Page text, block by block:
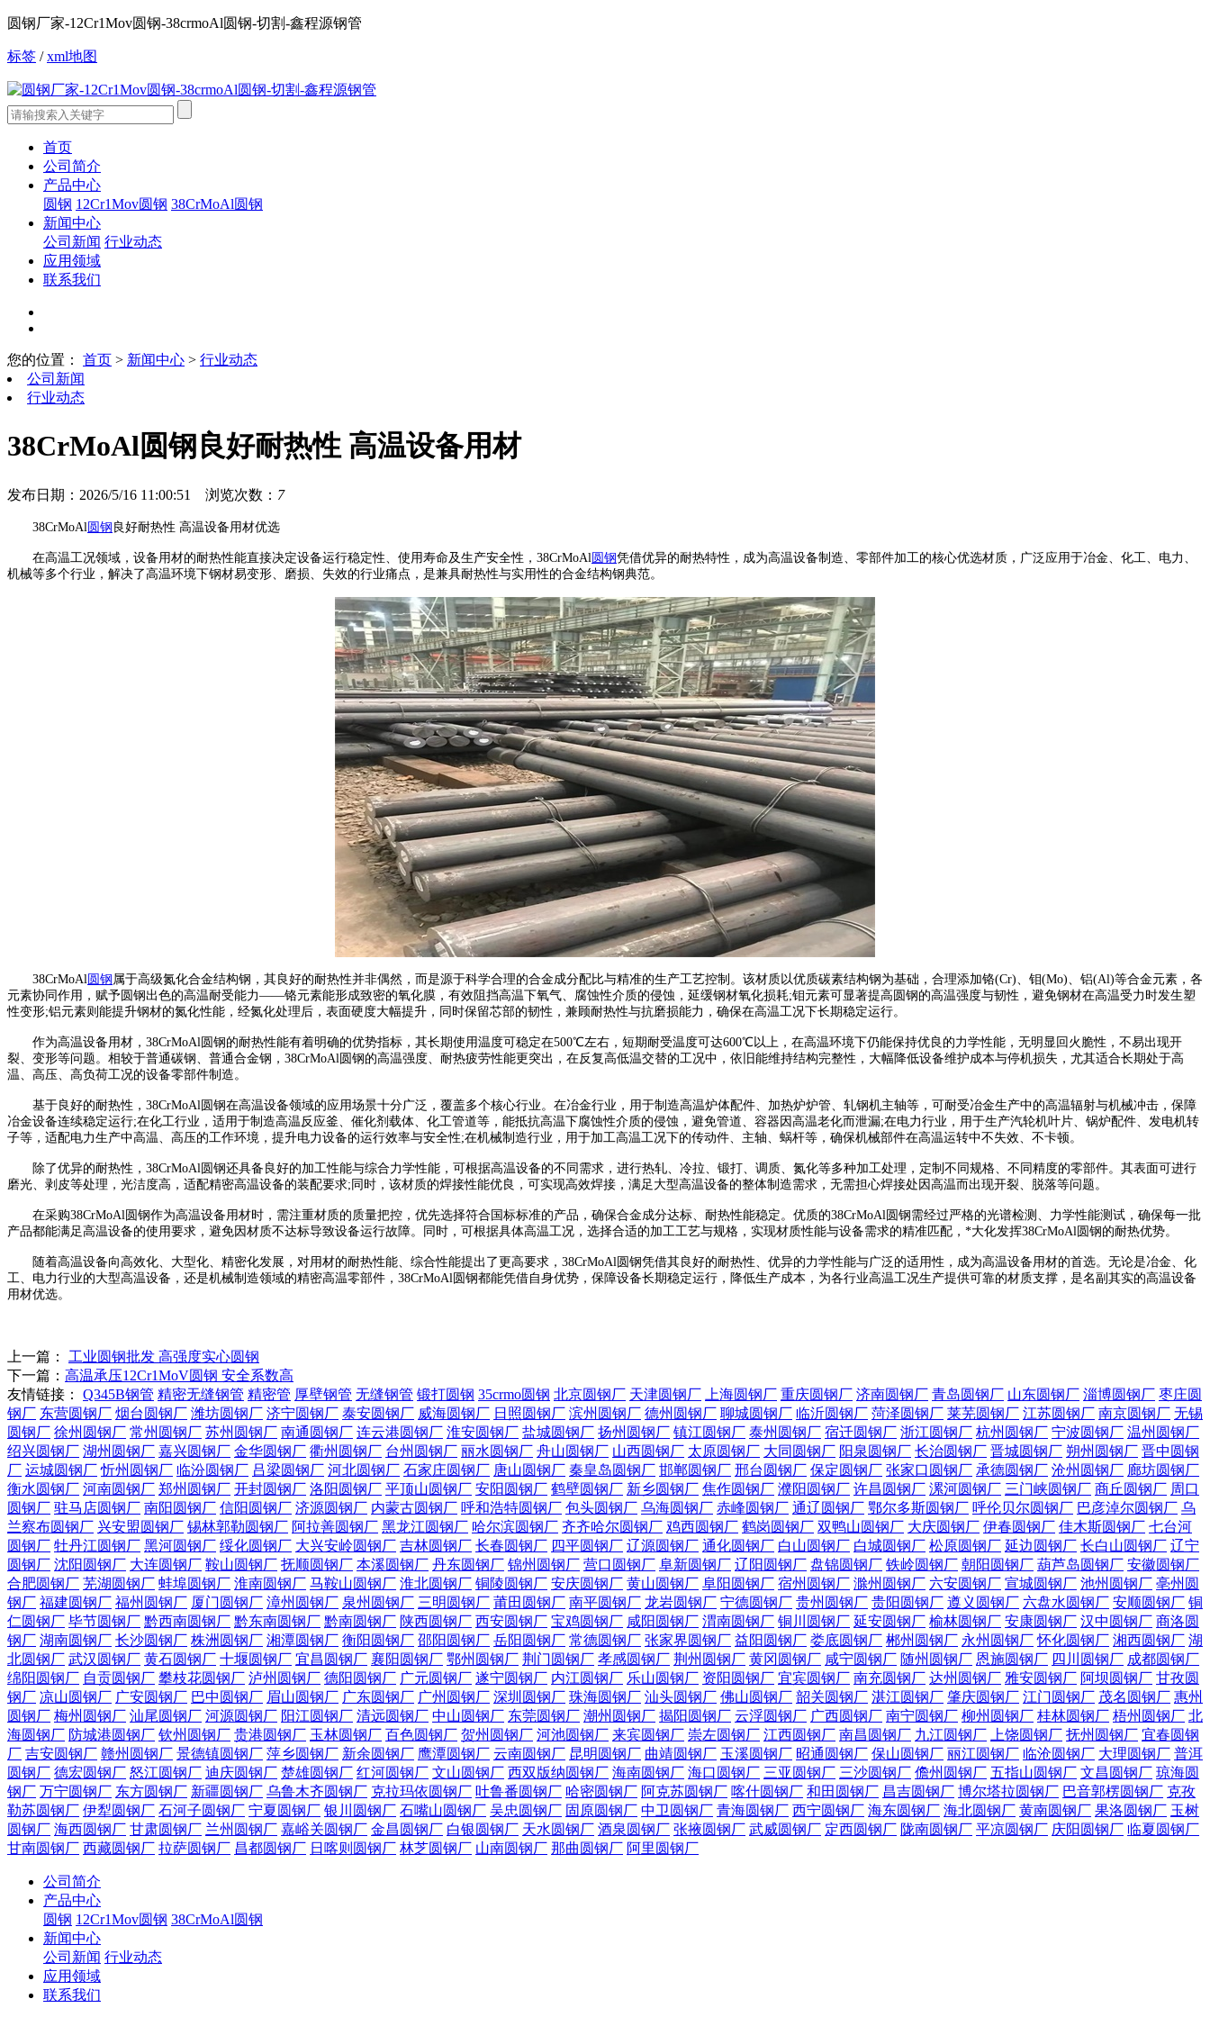
圆钢厂家-12Cr1Mov圆钢-38crmoAl圆钢-切割-鑫程源钢管
标签 /xml地图
首页
公司简介
产品中心
圆钢 12Cr1Mov圆钢 38CrMoAl圆钢
新闻中心
公司新闻 行业动态
应用领域
联系我们
您的位置： 首页 > 新闻中心 > 行业动态
公司新闻
行业动态
38CrMoAl圆钢良好耐热性 高温设备用材
发布日期：2026/5/16 11:00:51 浏览次数： 7
38CrMoAl 圆钢 良好耐热性 高温设备用材优选
在高温工况领域，设备用材的耐热性能直接决定设备运行稳定性、使用寿命及生产安全性，38CrMoAl 圆钢凭借优异的耐热特性，成为高温设备制造、零部件加工的核心优选材质，广泛应用于冶金、化工、电力、
机械等多个行业，解决了高温环境下钢材易变形、磨损、失效的行业痛点，是兼具耐热性与实用性的合金结构钢典范。
38CrMoAl 圆钢 属于高级氮化合金结构钢，其良好的耐热性并非偶然，而是源于科学合理的合金成分配比与精准的生产工艺控制。该材质以优质碳素结构钢为基础，合理添加铬(Cr)、钼(Mo)、铝(Al)等合金元素，各
元素协同作用，赋予圆钢出色的高温耐受能力——铬元素能形成致密的氧化膜，有效阻挡高温下氧气、腐蚀性介质的侵蚀，延缓钢材氧化损耗;钼元素可显著提高圆钢的高温强度与韧性，避免钢材在高温受力时发生塑
性变形;铝元素则能提升钢材的氮化性能，经氮化处理后，表面硬度大幅提升，同时保留芯部的韧性，兼顾耐热性与抗磨损能力，确保在高温工况下长期稳定运行。
作为高温设备用材，38CrMoAl圆钢的耐热性能有着明确的优势指标，其长期使用温度可稳定在500℃左右，短期耐受温度可达600℃以上，在高温环境下仍能保持优良的力学性能，无明显回火脆性，不易出现开
裂、变形等问题。相较于普通碳钢、普通合金钢，38CrMoAl圆钢的高温强度、耐热疲劳性能更突出，在反复高低温交替的工况中，依旧能维持结构完整性，大幅降低设备维护成本与停机损失，尤其适合长期处于高
温、高压、高负荷工况的设备零部件制造。
基于良好的耐热性，38CrMoAl圆钢在高温设备领域的应用场景十分广泛，覆盖多个核心行业。在冶金行业，用于制造高温炉体配件、加热炉炉管、轧钢机主轴等，可耐受冶金生产中的高温辐射与机械冲击，保障
冶金设备连续稳定运行;在化工行业，适用于制造高温反应釜、催化剂载体、化工管道等，能抵抗高温下腐蚀性介质的侵蚀，避免管道、容器因高温老化而泄漏;在电力行业，用于生产汽轮机叶片、锅炉配件、发电机转
子等，适配电力生产中高温、高压的工作环境，提升电力设备的运行效率与安全性;在机械制造行业，用于加工高温工况下的传动件、主轴、蜗杆等，确保机械部件在高温运转中不失效、不卡顿。
除了优异的耐热性，38CrMoAl圆钢还具备良好的加工性能与综合力学性能，可根据高温设备的不同需求，进行热轧、冷拉、锻打、调质、氮化等多种加工处理，定制不同规格、不同精度的零部件。其表面可进行
磨光、剥皮等处理，光洁度高，适配精密高温设备的装配要求;同时，该材质的焊接性能优良，可实现高效焊接，满足大型高温设备的整体制造需求，无需担心焊接处因高温而出现开裂、脱落等问题。
在采购38CrMoAl圆钢作为高温设备用材时，需注重材质的质量把控，优先选择符合国标标准的产品，确保合金成分达标、耐热性能稳定。优质的38CrMoAl圆钢需经过严格的光谱检测、力学性能测试，确保每一批
产品都能满足高温设备的使用要求，避免因材质不达标导致设备运行故障。同时，可根据具体高温工况，选择合适的加工工艺与规格，实现材质性能与设备需求的精准匹配，*大化发挥38CrMoAl圆钢的耐热优势。
随着高温设备向高效化、大型化、精密化发展，对用材的耐热性能、综合性能提出了更高要求，38CrMoAl圆钢凭借其良好的耐热性、优异的力学性能与广泛的适用性，成为高温设备用材的首选。无论是冶金、化
工、电力行业的大型高温设备，还是机械制造领域的精密高温零部件，38CrMoAl圆钢都能凭借自身优势，保障设备长期稳定运行，降低生产成本，为各行业高温工况生产提供可靠的材质支撑，是名副其实的高温设备
用材优选。
上一篇： 工业圆钢批发 高强度实心圆钢
下一篇： 高温承压12Cr1MoV圆钢 安全系数高
友情链接：
Q345B钢管 精密无缝钢管 精密管 厚壁钢管 无缝钢管 锻打圆钢 35crmo圆钢 北京圆钢厂 天津圆钢厂 上海圆钢厂 重庆圆钢厂 济南圆钢厂 青岛圆钢厂 山东圆钢厂 淄博圆钢厂 枣庄圆
钢厂 东营圆钢厂 烟台圆钢厂 潍坊圆钢厂 济宁圆钢厂 泰安圆钢厂 威海圆钢厂 日照圆钢厂 滨州圆钢厂 德州圆钢厂 聊城圆钢厂 临沂圆钢厂 菏泽圆钢厂 莱芜圆钢厂 江苏圆钢厂 南京圆钢厂 无锡
圆钢厂 徐州圆钢厂 常州圆钢厂 苏州圆钢厂 南通圆钢厂 连云港圆钢厂 淮安圆钢厂 盐城圆钢厂 扬州圆钢厂 镇江圆钢厂 泰州圆钢厂 宿迁圆钢厂 浙江圆钢厂 杭州圆钢厂 宁波圆钢厂 温州圆钢厂
绍兴圆钢厂 湖州圆钢厂 嘉兴圆钢厂 金华圆钢厂 衢州圆钢厂 台州圆钢厂 丽水圆钢厂 舟山圆钢厂 山西圆钢厂 太原圆钢厂 大同圆钢厂 阳泉圆钢厂 长治圆钢厂 晋城圆钢厂 朔州圆钢厂 晋中圆钢
厂 运城圆钢厂 忻州圆钢厂 临汾圆钢厂 吕梁圆钢厂 河北圆钢厂 石家庄圆钢厂 唐山圆钢厂 秦皇岛圆钢厂 邯郸圆钢厂 邢台圆钢厂 保定圆钢厂 张家口圆钢厂 承德圆钢厂 沧州圆钢厂 廊坊圆钢厂
衡水圆钢厂 河南圆钢厂 郑州圆钢厂 开封圆钢厂 洛阳圆钢厂 平顶山圆钢厂 安阳圆钢厂 鹤壁圆钢厂 新乡圆钢厂 焦作圆钢厂 濮阳圆钢厂 许昌圆钢厂 漯河圆钢厂 三门峡圆钢厂 商丘圆钢厂 周口
圆钢厂 驻马店圆钢厂 南阳圆钢厂 信阳圆钢厂 济源圆钢厂 内蒙古圆钢厂 呼和浩特圆钢厂 包头圆钢厂 乌海圆钢厂 赤峰圆钢厂 通辽圆钢厂 鄂尔多斯圆钢厂 呼伦贝尔圆钢厂 巴彦淖尔圆钢厂 乌
兰察布圆钢厂 兴安盟圆钢厂 锡林郭勒圆钢厂 阿拉善圆钢厂 黑龙江圆钢厂 哈尔滨圆钢厂 齐齐哈尔圆钢厂 鸡西圆钢厂 鹤岗圆钢厂 双鸭山圆钢厂 大庆圆钢厂 伊春圆钢厂 佳木斯圆钢厂 七台河
圆钢厂 牡丹江圆钢厂 黑河圆钢厂 绥化圆钢厂 大兴安岭圆钢厂 吉林圆钢厂 长春圆钢厂 四平圆钢厂 辽源圆钢厂 通化圆钢厂 白山圆钢厂 白城圆钢厂 松原圆钢厂 延边圆钢厂 长白山圆钢厂 辽宁
圆钢厂 沈阳圆钢厂 大连圆钢厂 鞍山圆钢厂 抚顺圆钢厂 本溪圆钢厂 丹东圆钢厂 锦州圆钢厂 营口圆钢厂 阜新圆钢厂 辽阳圆钢厂 盘锦圆钢厂 铁岭圆钢厂 朝阳圆钢厂 葫芦岛圆钢厂 安徽圆钢厂
合肥圆钢厂 芜湖圆钢厂 蚌埠圆钢厂 淮南圆钢厂 马鞍山圆钢厂 淮北圆钢厂 铜陵圆钢厂 安庆圆钢厂 黄山圆钢厂 阜阳圆钢厂 宿州圆钢厂 滁州圆钢厂 六安圆钢厂 宣城圆钢厂 池州圆钢厂 亳州圆
钢厂 福建圆钢厂 福州圆钢厂 厦门圆钢厂 漳州圆钢厂 泉州圆钢厂 三明圆钢厂 莆田圆钢厂 南平圆钢厂 龙岩圆钢厂 宁德圆钢厂 贵州圆钢厂 贵阳圆钢厂 遵义圆钢厂 六盘水圆钢厂 安顺圆钢厂 铜
仁圆钢厂 毕节圆钢厂 黔西南圆钢厂 黔东南圆钢厂 黔南圆钢厂 陕西圆钢厂 西安圆钢厂 宝鸡圆钢厂 咸阳圆钢厂 渭南圆钢厂 铜川圆钢厂 延安圆钢厂 榆林圆钢厂 安康圆钢厂 汉中圆钢厂 商洛圆
钢厂 湖南圆钢厂 长沙圆钢厂 株洲圆钢厂 湘潭圆钢厂 衡阳圆钢厂 邵阳圆钢厂 岳阳圆钢厂 常德圆钢厂 张家界圆钢厂 益阳圆钢厂 娄底圆钢厂 郴州圆钢厂 永州圆钢厂 怀化圆钢厂 湘西圆钢厂 湖
北圆钢厂 武汉圆钢厂 黄石圆钢厂 十堰圆钢厂 宜昌圆钢厂 襄阳圆钢厂 鄂州圆钢厂 荆门圆钢厂 孝感圆钢厂 荆州圆钢厂 黄冈圆钢厂 咸宁圆钢厂 随州圆钢厂 恩施圆钢厂 四川圆钢厂 成都圆钢厂
绵阳圆钢厂 自贡圆钢厂 攀枝花圆钢厂 泸州圆钢厂 德阳圆钢厂 广元圆钢厂 遂宁圆钢厂 内江圆钢厂 乐山圆钢厂 资阳圆钢厂 宜宾圆钢厂 南充圆钢厂 达州圆钢厂 雅安圆钢厂 阿坝圆钢厂 甘孜圆
钢厂 凉山圆钢厂 广安圆钢厂 巴中圆钢厂 眉山圆钢厂 广东圆钢厂 广州圆钢厂 深圳圆钢厂 珠海圆钢厂 汕头圆钢厂 佛山圆钢厂 韶关圆钢厂 湛江圆钢厂 肇庆圆钢厂 江门圆钢厂 茂名圆钢厂 惠州
圆钢厂 梅州圆钢厂 汕尾圆钢厂 河源圆钢厂 阳江圆钢厂 清远圆钢厂 中山圆钢厂 东莞圆钢厂 潮州圆钢厂 揭阳圆钢厂 云浮圆钢厂 广西圆钢厂 南宁圆钢厂 柳州圆钢厂 桂林圆钢厂 梧州圆钢厂 北
海圆钢厂 防城港圆钢厂 钦州圆钢厂 贵港圆钢厂 玉林圆钢厂 百色圆钢厂 贺州圆钢厂 河池圆钢厂 来宾圆钢厂 崇左圆钢厂 江西圆钢厂 南昌圆钢厂 九江圆钢厂 上饶圆钢厂 抚州圆钢厂 宜春圆钢
厂 吉安圆钢厂 赣州圆钢厂 景德镇圆钢厂 萍乡圆钢厂 新余圆钢厂 鹰潭圆钢厂 云南圆钢厂 昆明圆钢厂 曲靖圆钢厂 玉溪圆钢厂 昭通圆钢厂 保山圆钢厂 丽江圆钢厂 临沧圆钢厂 大理圆钢厂 普洱
圆钢厂 德宏圆钢厂 怒江圆钢厂 迪庆圆钢厂 楚雄圆钢厂 红河圆钢厂 文山圆钢厂 西双版纳圆钢厂 海南圆钢厂 海口圆钢厂 三亚圆钢厂 三沙圆钢厂 儋州圆钢厂 五指山圆钢厂 文昌圆钢厂 琼海圆
钢厂 万宁圆钢厂 东方圆钢厂 新疆圆钢厂 乌鲁木齐圆钢厂 克拉玛依圆钢厂 吐鲁番圆钢厂 哈密圆钢厂 阿克苏圆钢厂 喀什圆钢厂 和田圆钢厂 昌吉圆钢厂 博尔塔拉圆钢厂 巴音郭楞圆钢厂 克孜
勒苏圆钢厂 伊犁圆钢厂 石河子圆钢厂 宁夏圆钢厂 银川圆钢厂 石嘴山圆钢厂 吴忠圆钢厂 固原圆钢厂 中卫圆钢厂 青海圆钢厂 西宁圆钢厂 海东圆钢厂 海北圆钢厂 黄南圆钢厂 果洛圆钢厂 玉树
圆钢厂 海西圆钢厂 甘肃圆钢厂 兰州圆钢厂 嘉峪关圆钢厂 金昌圆钢厂 白银圆钢厂 天水圆钢厂 酒泉圆钢厂 张掖圆钢厂 武威圆钢厂 定西圆钢厂 陇南圆钢厂 平凉圆钢厂 庆阳圆钢厂 临夏圆钢厂
甘南圆钢厂 西藏圆钢厂 拉萨圆钢厂 昌都圆钢厂 日喀则圆钢厂 林芝圆钢厂 山南圆钢厂 那曲圆钢厂 阿里圆钢厂
公司简介
产品中心
圆钢 12Cr1Mov圆钢 38CrMoAl圆钢
新闻中心
公司新闻 行业动态
应用领域
联系我们